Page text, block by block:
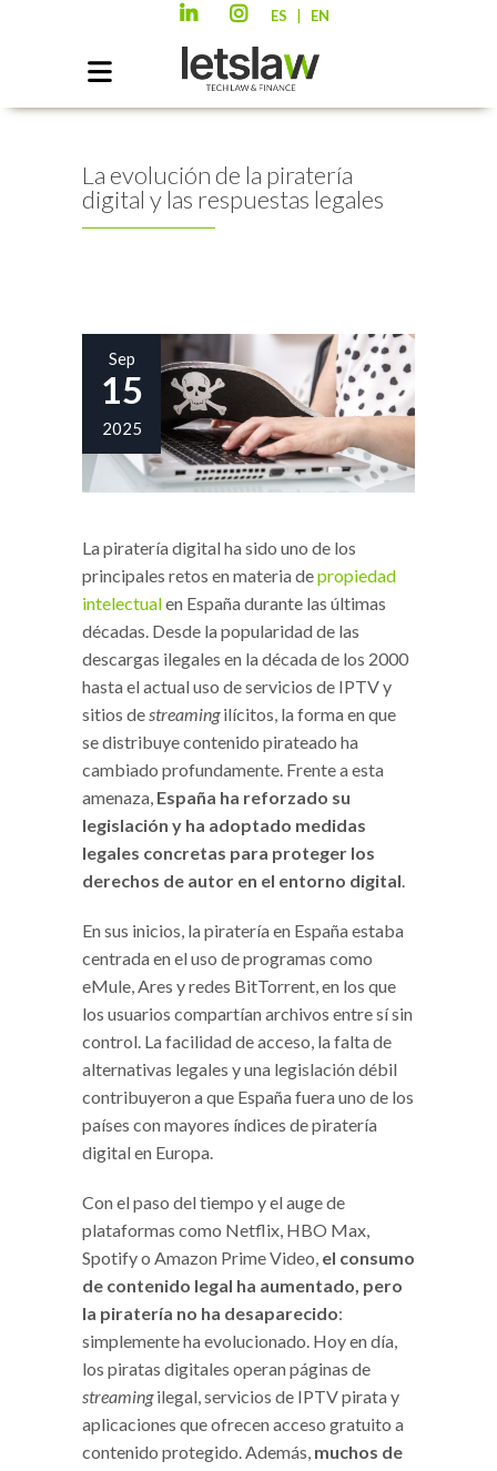
ES EN
La evolución de la piratería
digital y las respuestas legales
Sep
15
2025
La piratería digital ha sido uno de los
principales retos en materia depropiedad
intelectualen España durante las últimas
décadas. Desde la popularidad de las
descargas ilegales en la década de los 2000
hasta el actual uso de servicios de IPTV y
sitios destreamingilícitos, la forma en que
se distribuye contenido pirateado ha
cambiado profundamente. Frente a esta
amenaza, España ha reforzado su
legislación y ha adoptado medidas
legales concretas para proteger los
derechos de autor en el entorno digital.
En sus inicios, la piratería en España estaba
centrada en el uso de programas como
eMule, Ares y redes BitTorrent, en los que
los usuarios compartían archivos entre sí sin
control. La facilidad de acceso, la falta de
alternativas legales y una legislación débil
contribuyeron a que España fuera uno de los
países con mayores índices de piratería
digital en Europa.
Con el paso del tiempo y el auge de
plataformas como Netflix, HBO Max,
Spotify o Amazon Prime Video, el consumo
de contenido legal ha aumentado, pero
la piratería no ha desaparecido:
simplemente ha evolucionado. Hoy en día,
los piratas digitales operan páginas de
streamingilegal, servicios de IPTV pirata y
aplicaciones que ofrecen acceso gratuito a
contenido protegido. Además, muchos de